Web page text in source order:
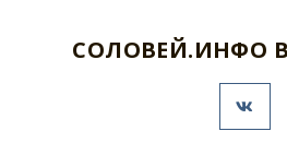
СОЛОВЕЙ.ИНФО